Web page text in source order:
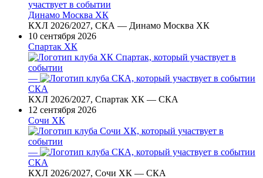
Динамо Москва ХК
КХЛ 2026/2027, СКА — Динамо Москва ХК
10 сентября 2026
Спартак ХК
—
СКА
КХЛ 2026/2027, Спартак ХК — СКА
12 сентября 2026
Сочи ХК
—
СКА
КХЛ 2026/2027, Сочи ХК — СКА